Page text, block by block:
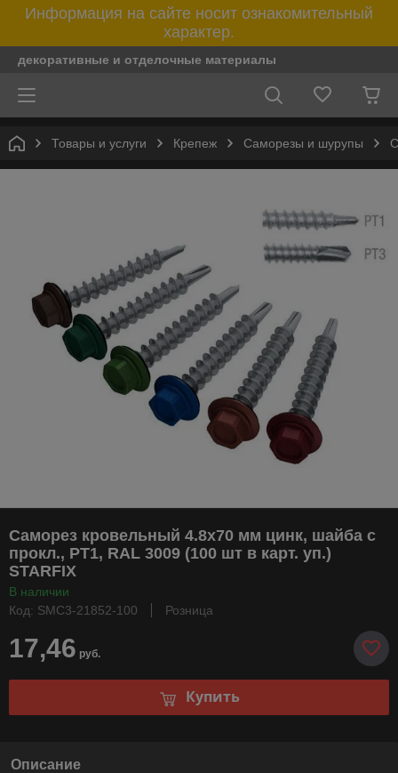
Информация на сайте носит ознакомительный
характер.
декоративные и отделочные материалы
Товары и услуги Крепеж Саморезы и шурупы
Саморез кровельный 4.8х70 мм цинк, шайба с
прокл., PT1, RAL 3009 (100 шт в карт. уп.)
STARFIX
В наличии
Код: SMC3-21852-100
Розница
17,46 руб.
Купить
Описание